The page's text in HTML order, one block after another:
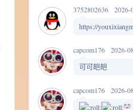
3752802636
2026-
https://
capcom176
2026-
可可皑皑
capcom176 2026-